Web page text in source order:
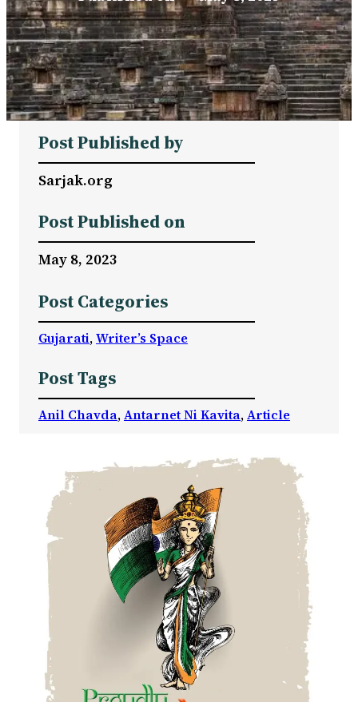
Post Published by
Sarjak.org
Post Published on
May 8, 2023
Post Categories
Gujarati, Writer’s Space
Post Tags
Anil Chavda, Antarnet Ni Kavita, Article